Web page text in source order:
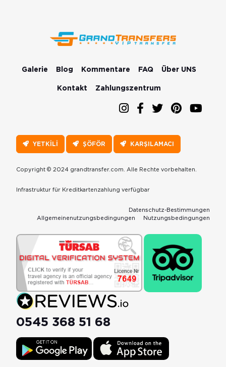
Galerie Blog Kommentare FAQ Über UNS
Kontakt Zahlungszentrum
YETKİLİ ŞÖFÖR KARŞILAMACI
Copyright © 2024 grandtransfer.com. Alle Rechte vorbehalten.
Infrastruktur für Kreditkartenzahlung verfügbar
Datenschutz-Bestimmungen
Allgemeinenutzungsbedingungen
Nutzungsbedingungen
0545 368 51 68